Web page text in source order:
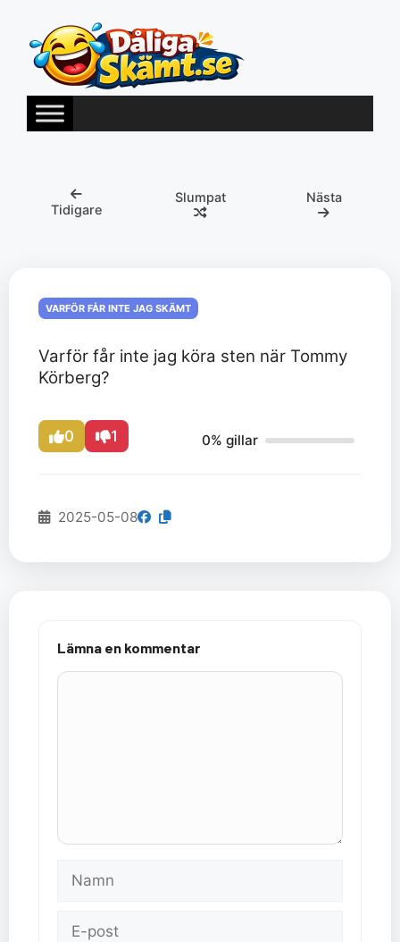
innehåll
Tidigare
Slumpat Nästa
VARFÖR FÅR INTE JAG SKÄMT
Varför får inte jag köra sten när Tommy
Körberg?
0 1 0% gillar
2025-05-08
Lämna en kommentar
Kommentar
Namn